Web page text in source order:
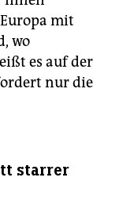
mit
wo
es auf der
nur die
starrer